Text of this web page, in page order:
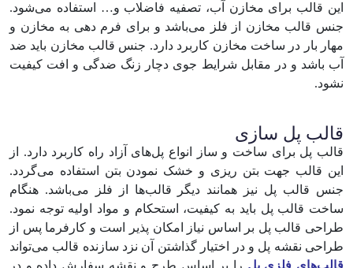
این قالب برای مخازن آب، تصفیه فاضلاب و… استفاده می‌شود.
جنس قالب مخازن از فلز می‌باشد و برای فرم دهی به مخازن و
مهار بار در ساخت مخازن کاربرد دارد. جنس قالب مخازن باید ضد
آب باشد و در مقابل شرایط جوی دچار زنگ ضدگی و افت کیفیت
نشود.
قالب پل سازی
قالب پل برای ساخت و ساز انواع پل‌های آزاد راه کاربرد دارد. از
این قالب جهت بتن ریزی و خشک نمودن بتن استفاده می‌گردد.
جنس قالب پل نیز همانند دیگر قالب‌ها از فلز می‌باشد. هنگام
ساخت قالب پل باید به کیفیت، استحکام و مواد اولیه توجه نمود.
طراحی قالب پل بر اساس نیاز امکان پذیر است و کارفرما پس از
طراحی نقشه پل و در اختیار گذاشتن آن نزد سازنده قالب می‌تواند